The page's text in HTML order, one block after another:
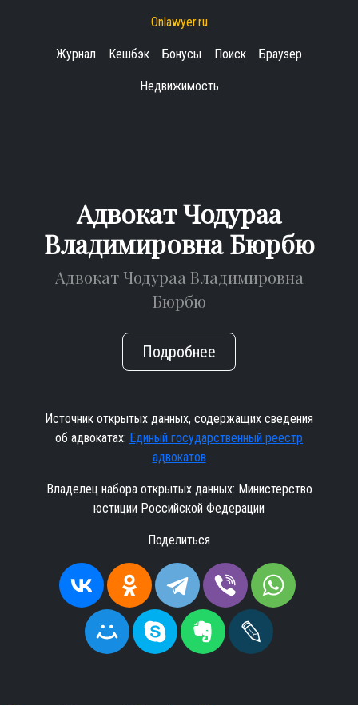
Onlawyer.ru
Журнал Кешбэк Бонусы Поиск Браузер
Недвижимость
Адвокат Чодураа
Владимировна Бюрбю
Адвокат Чодураа Владимировна
Бюрбю
Подробнее
Источник открытых данных, содержащих сведения
об адвокатах: Единый государственный реестр
адвокатов
Владелец набора открытых данных: Министерство
юстиции Российской Федерации
Поделиться